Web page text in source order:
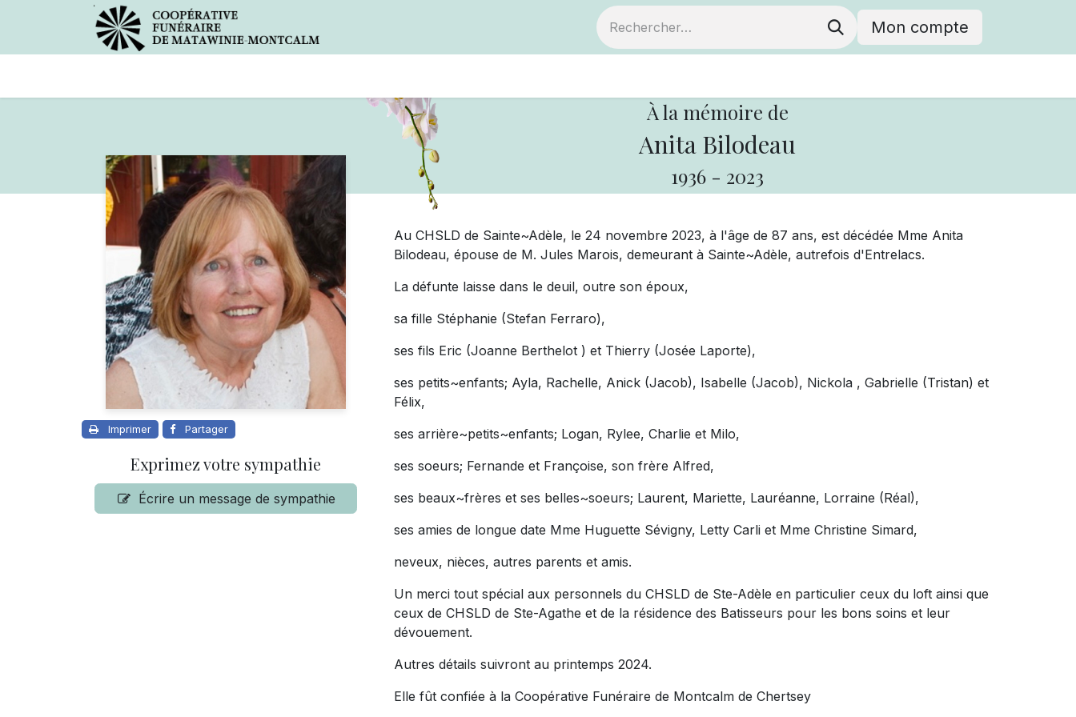
Mon compte
À la mémoire de
Anita Bilodeau
1936 - 2023
Imprimer Partager
Exprimez votre sympathie
Écrire un message de sympathie
Au CHSLD de Sainte~Adèle, le 24 novembre 2023, à l'âge de 87 ans, est décédée Mme Anita
Bilodeau, épouse de M. Jules Marois, demeurant à Sainte~Adèle, autrefois d'Entrelacs.
La défunte laisse dans le deuil, outre son époux,
sa fille Stéphanie (Stefan Ferraro),
ses fils Eric (Joanne Berthelot ) et Thierry (Josée Laporte),
ses petits~enfants; Ayla, Rachelle, Anick (Jacob), Isabelle (Jacob), Nickola , Gabrielle (Tristan) et
Félix,
ses arrière~petits~enfants; Logan, Rylee, Charlie et Milo,
ses soeurs; Fernande et Françoise, son frère Alfred,
ses beaux~frères et ses belles~soeurs; Laurent, Mariette, Lauréanne, Lorraine (Réal),
ses amies de longue date Mme Huguette Sévigny, Letty Carli et Mme Christine Simard,
neveux, nièces, autres parents et amis.
Un merci tout spécial aux personnels du CHSLD de Ste-Adèle en particulier ceux du loft ainsi que
ceux de CHSLD de Ste-Agathe et de la résidence des Batisseurs pour les bons soins et leur
dévouement.
Autres détails suivront au printemps 2024.
Elle fût confiée à la Coopérative Funéraire de Montcalm de Chertsey